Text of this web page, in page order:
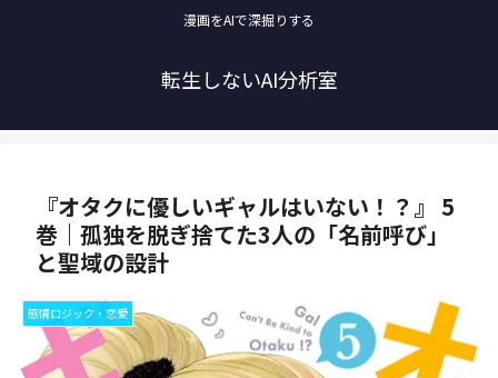
漫画をAIで深掘りする
転生しないAI分析室
『オタクに優しいギャルはいない！？』 5
巻｜孤独を脱ぎ捨てた3人の「名前呼び」
と聖域の設計
感情ロジック・恋愛